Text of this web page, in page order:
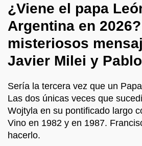
¿Viene el papa
Argentina en
misteriosos
Javier Milei y
Sería la tercera vez que un
Las dos únicas veces que
Wojtyla en su pontificado largo
Vino en 1982 y en 1987.
hacerlo.